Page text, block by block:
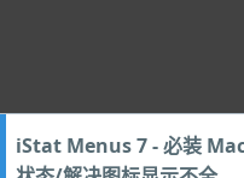
iStat Menus 7 - 必装